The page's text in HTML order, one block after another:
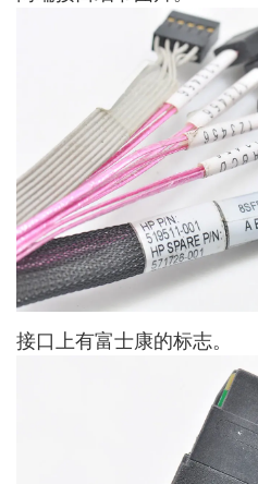
接口上有富士康的标志。